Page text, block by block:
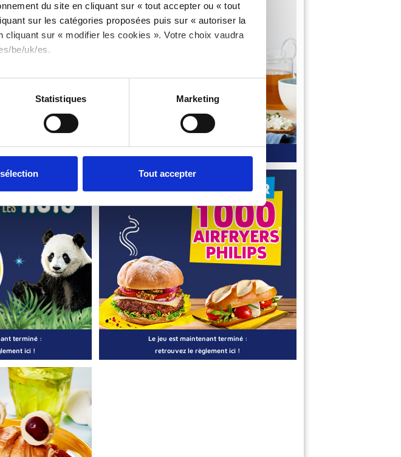
du site en cliquant sur « tout accepter ou « tout
sur les catégories proposées puis sur « autoriser la
sur « modifier les cookies ». Votre choix vaudra
be/uk/es.
Statistiques Marketing
Tout accepter
terminé :
ici !
Le jeu est maintenant terminé :
retrouvez le règlement ici !